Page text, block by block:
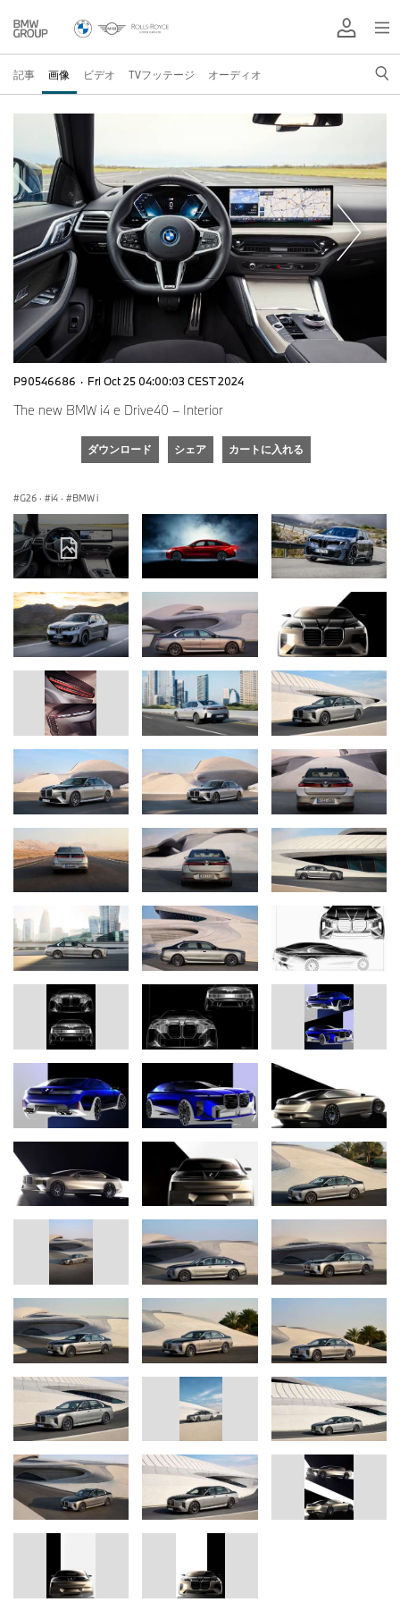
記事 画像 ビデオ TVフッテージ オーディオ
P90546686 · Fri Oct 25 04:00:03 CEST 2024
The new BMW i4 e Drive40 – Interior
ダウンロード シェア カートに入れる
G26 · i4 · BMW i